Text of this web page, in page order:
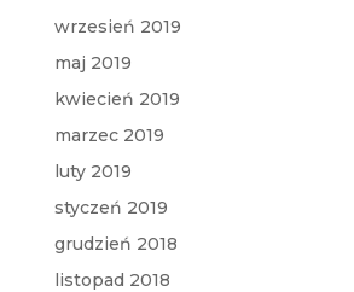
wrzesień 2019
maj 2019
kwiecień 2019
marzec 2019
luty 2019
styczeń 2019
grudzień 2018
listopad 2018